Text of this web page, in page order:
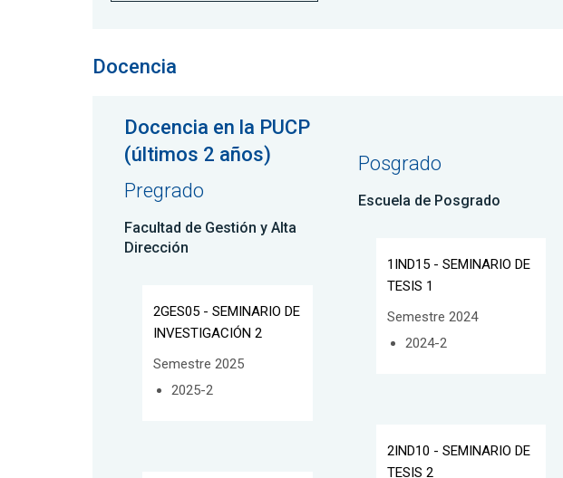
Docencia
Docencia en la PUCP
(últimos 2 años)
Pregrado
Facultad de Gestión y Alta
Dirección
2GES05 - SEMINARIO DE
INVESTIGACIÓN 2
Semestre 2025
2025-2
Posgrado
Escuela de Posgrado
1IND15 - SEMINARIO DE
TESIS 1
Semestre 2024
2024-2
2IND10 - SEMINARIO DE
TESIS 2